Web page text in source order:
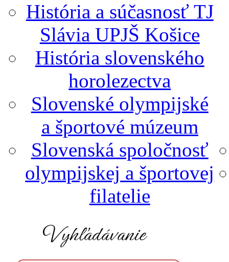
História a súčasnosť TJ
Slávia UPJŠ Košice
História slovenského
horolezectva
Slovenské olympijské
a športové múzeum
Slovenská spoločnosť
olympijskej a športovej
filatelie